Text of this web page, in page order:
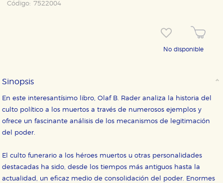
Código: 7522004
No disponible
Sinopsis
En este interesantísimo libro, Olaf B. Rader analiza la historia del
culto político a los muertos a través de numerosos ejemplos y
ofrece un fascinante análisis de los mecanismos de legitimación
del poder.
El culto funerario a los héroes muertos u otras personalidades
destacadas ha sido, desde los tiempos más antiguos hasta la
actualidad, un eficaz medio de consolidación del poder. Enormes
Cookies necesarias
Estas cookies son necesarias para que nuestro sitio
web funcione y no es posible deshabilitarlas desde
nuestro sistema. Es posible hacerlo desde el
correctamente.
Cookies de rendimiento y analíticas
Estas cookies se utilizan para mejorar su experiencia